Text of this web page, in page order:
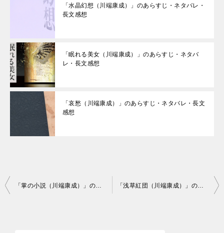
「水晶幻想（川端康成）」のあらすじ・ネタバレ・
長文感想
「眠れる美女（川端康成）」のあらすじ・ネタバ
レ・長文感想
「哀愁（川端康成）」のあらすじ・ネタバレ・長文
感想
投
「掌の小説（川端康成）」のあらすじ・ネタバレ・長文感想 「浅草紅団（川端康成）」のあらすじ・ネタバレ・長文感想